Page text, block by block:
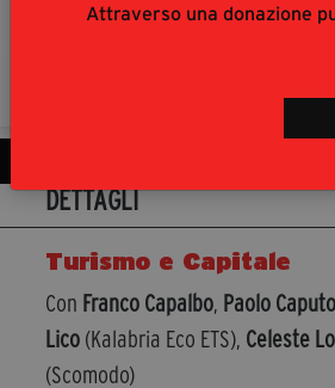
Attraverso una donazione
DETTAGLI
Turismo e Capitale
Con Franco Capalbo, Paolo Caputo
Lico (Kalabria Eco ETS), Celeste
(Scomodo)